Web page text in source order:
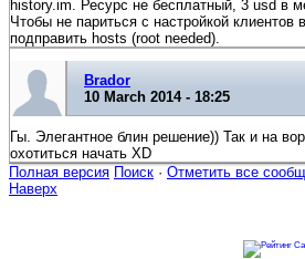
history.im. Ресурс не бесплатный, 3 usd в
Чтобы не париться с настройкой
подправить hosts (root needed).
Brador
10 March 2014 - 18:25
Гы. Элегантное блин решение)) Так и на
охотиться начать XD
Полная версия Поиск · Отметить все
Наверх